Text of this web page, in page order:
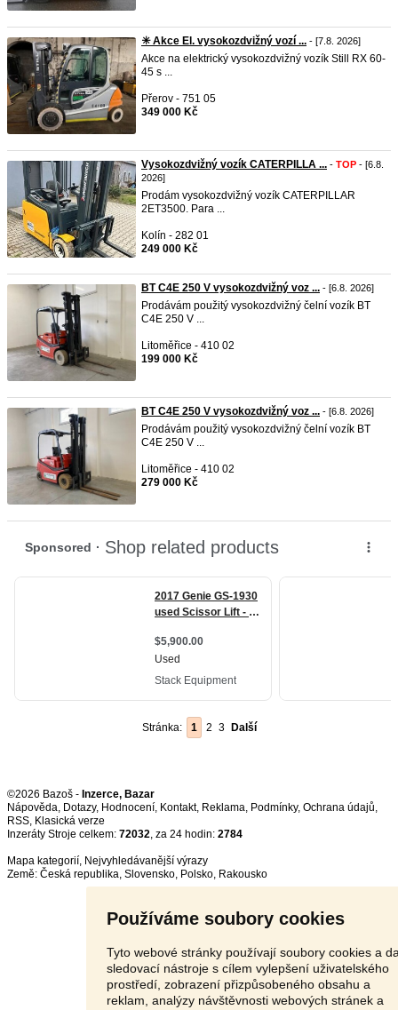
Používáme soubory cookies
Tyto webové stránky používají soubory cookies a
sledovací nástroje s cílem vylepšení uživatelského
prostředí, zobrazení přizpůsobeného obsahu a
reklam, analýzy návštěvnosti webových stránek a
✳️ Akce El. vysokozdvižný vozí ... - [7.8. 2026]
Akce na elektrický vysokozdvižný vozík Still RX 60-
45 s ...
Přerov - 751 05
349 000 Kč
Vysokozdvižný vozík CATERPILLA ... - TOP - [6.8.
2026]
Prodám vysokozdvižný vozík CATERPILLAR
2ET3500. Para ...
Kolín - 282 01
249 000 Kč
BT C4E 250 V vysokozdvižný voz ... - [6.8. 2026]
Prodávám použitý vysokozdvižný čelní vozík BT
C4E 250 V ...
Litoměřice - 410 02
199 000 Kč
BT C4E 250 V vysokozdvižný voz ... - [6.8. 2026]
Prodávám použitý vysokozdvižný čelní vozík BT
C4E 250 V ...
Litoměřice - 410 02
279 000 Kč
Stránka: 1 2 3 Další
©2026 Bazoš - Inzerce, Bazar
Nápověda, Dotazy, Hodnocení, Kontakt, Reklama, Podmínky, Ochrana údajů,
RSS,
Inzeráty Stroje celkem: 72032, za 24 hodin: 2784
Mapa kategorií, Nejvyhledávanější výrazy
Země: Česká republika, Slovensko, Polsko, Rakousko